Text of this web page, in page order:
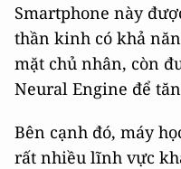
Smartphone này
thần kinh có khả
mặt chủ nhân, còn
Neural Engine để
Bên cạnh đó, máy
rất nhiều lĩnh vực